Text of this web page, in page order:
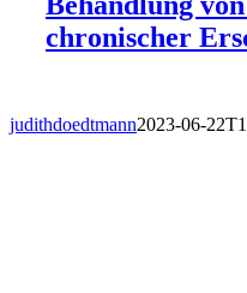
chronischer
judithdoedtmann2023-06-